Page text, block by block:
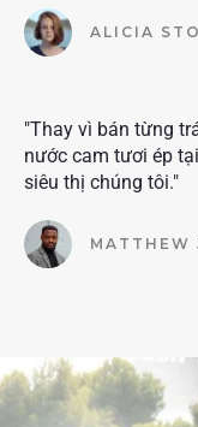
ALICIA
"Thay vì bán từng
nước cam tươi ép
siêu thị chúng tôi."
MATTHEW